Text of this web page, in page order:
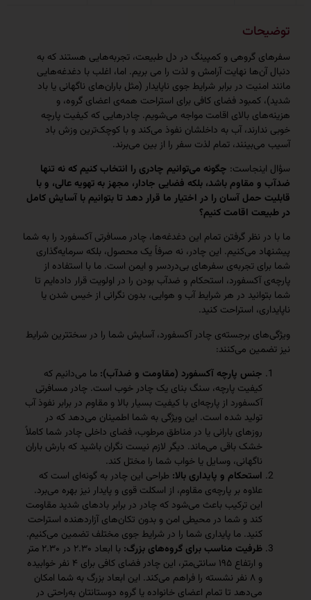
گروهی و کمپینگ در دل طبیعت، تجربه‌هایی هستند که به
نهایت آرامش و لذت را می بریم. اما، اغلب با دغدغه‌هایی
در برابر شرایط جوی ناپایدار (مثل باران‌های ناگهانی یا باد
فضای کافی برای استراحت همه‌ی اعضای گروه، و
بالای اقامت مواجه می‌شویم. چادرهایی که کیفیت پارچه
آب به داخلشان نفوذ می‌کند و با کوچک‌ترین وزش باد
تمام لذت سفر را از بین می‌برند.
چگونه می‌توانیم چادری را انتخاب کنیم که نه تنها
باشد، بلکه فضایی جادار، مجهز به تهویه عالی، و با
آسان را در اختیار ما قرار دهد تا بتوانیم با آسایش کامل
اقامت کنیم؟
نظر گرفتن تمام این دغدغه‌ها، چادر مسافرتی آکسفورد را به شما
می‌کنیم. این چادر، نه صرفاً یک محصول، بلکه سرمایه‌گذاری
تجربه‌ی سفرهای بی‌دردسر و ایمن است. ما با استفاده از
استحکام و ضدآب بودن را در اولویت قرار داده‌ایم تا
در هر شرایط آب و هوایی، بدون نگرانی از خیس شدن یا
استراحت کنید.
برجسته‌ی چادر آکسفورد، آسایش شما را در سختترین شرایط
می‌کنند:
جنس پارچه آکسفورد (مقاومت و ضدآب):ما می‌دانیم که
کیفیت پارچه، سنگ بنای یک چادر خوب است. چادر مسافرتی
آکسفورد از پارچه‌ای با کیفیت بسیار بالا و مقاوم در برابر نفوذ آب
تولید شده است. این ویژگی به شما اطمینان می‌دهد که در
روزهای بارانی یا در مناطق مرطوب، فضای داخلی چادر شما کاملاً
خشک باقی می‌ماند. دیگر لازم نیست نگران باشید که بارش باران
ناگهانی، وسایل یا خواب شما را مختل کند.
استحکام و پایداری بالا: طراحی این چادر به گونه‌ای است که
علاوه بر پارچه‌ی مقاوم، از اسکلت قوی و پایدار نیز بهره می‌برد.
این ترکیب باعث می‌شود که چادر در برابر بادهای شدید مقاومت
کند و شما در محیطی امن و بدون تکان‌های آزاردهنده استراحت
کنید. ما پایداری شما را در شرایط جوی مختلف تضمین می‌کنیم.
ظرفیت مناسب برای گروه‌های بزرگ:
با ابعاد ۲.۳۰ در ۲.۳۰ متر
و ارتفاع ۱۹۵ سانتی‌متر، این چادر فضای کافی برای ۴ نفر خوابیده
و ۸ نفر نشسته را فراهم می‌کند. این ابعاد بزرگ به شما امکان
می‌دهد تا تمام اعضای خانواده یا گروه دوستانتان به‌راحتی در